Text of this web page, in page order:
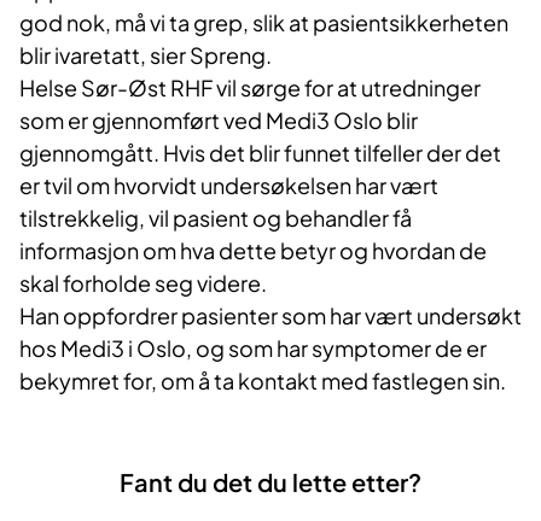
god nok, må vi ta grep, slik at pasientsikkerheten
blir ivaretatt, sier Spreng.
Helse Sør-Øst RHF vil sørge for at utredninger
som er gjennomført ved Medi3 Oslo blir
gjennomgått. Hvis det blir funnet tilfeller der det
er tvil om hvorvidt undersøkelsen har vært
tilstrekkelig, vil pasient og behandler få
informasjon om hva dette betyr og hvordan de
skal forholde seg videre.
Han oppfordrer pasienter som har vært undersøkt
hos Medi3 i Oslo, og som har symptomer de er
bekymret for, om å ta kontakt med fastlegen sin.
Fant du det du lette etter?